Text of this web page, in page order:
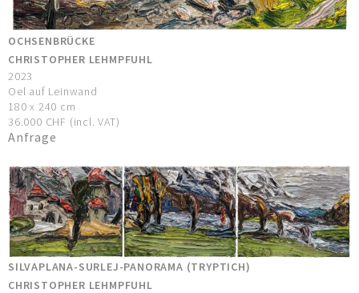
OCHSENBRÜCKE
CHRISTOPHER LEHMPFUHL
2023
Oel auf Leinwand
180 x 240 cm
36.000 CHF (incl. VAT)
Anfrage
SILVAPLANA-SURLEJ-PANORAMA (TRYPTICH)
CHRISTOPHER LEHMPFUHL